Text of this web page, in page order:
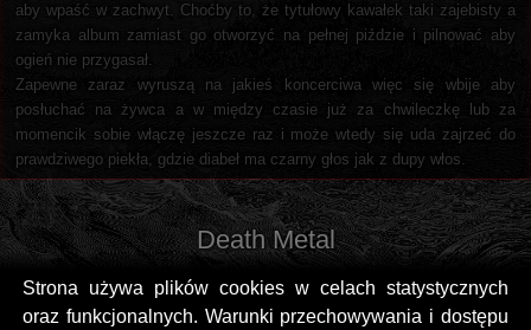
Strona używa plików cookies w celach statystycznych
oraz funkcjonalnych. Warunki przechowywania i dostępu
aby wpaść w zachwyt. Choćby to, że tytułowy kawałek taki zajebisty a
zamyka album zamiast go otworzyć na pełnej piździe i pilnować aby
ogień nie przygasał.
Zapewne zaraz wyruszą na jakieś koncerciwa więc się wbije aby
posłuchać na żywca a w między czasie już za chwileczkę lub za
momencik sobie włączę jeszcze raz i może wtedy się uda zajrzeć do
prawdziwego piekła, gdzie diabeł ma czarny głos jak z dupy włos.
Death Metal